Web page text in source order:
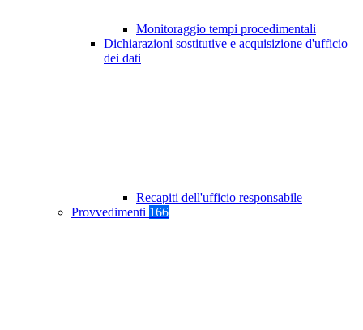
Monitoraggio tempi procedimentali
Dichiarazioni sostitutive e acquisizione d'ufficio
dei dati
Recapiti dell'ufficio responsabile
Provvedimenti 166